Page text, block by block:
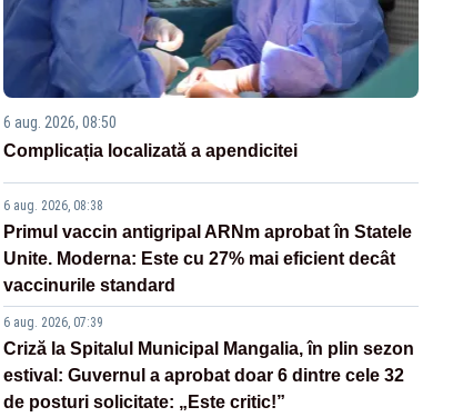
6 aug. 2026, 08:50
Complicația localizată a apendicitei
6 aug. 2026, 08:38
Primul vaccin antigripal ARNm aprobat în Statele
Unite. Moderna: Este cu 27% mai eficient decât
vaccinurile standard
6 aug. 2026, 07:39
Criză la Spitalul Municipal Mangalia, în plin sezon
estival: Guvernul a aprobat doar 6 dintre cele 32
de posturi solicitate: „Este critic!”